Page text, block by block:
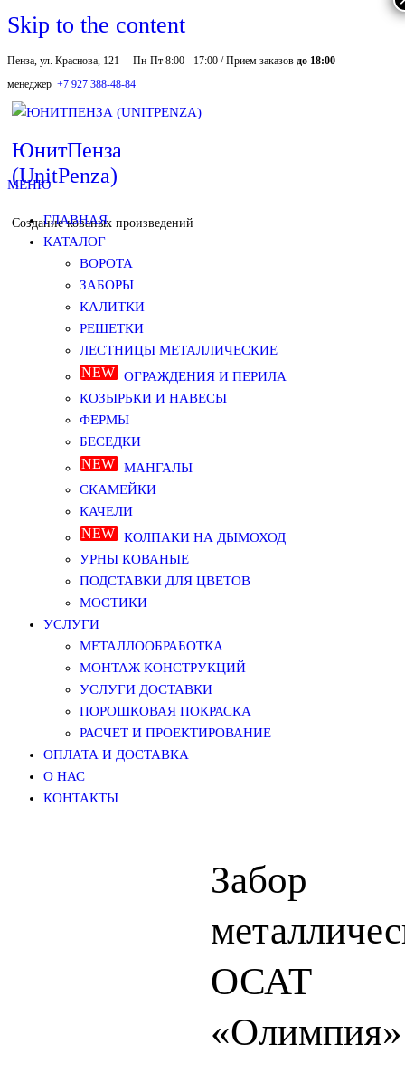
Skip to the content
Пенза, ул. Краснова, 121 Пн-Пт 8:00 - 17:00 / Прием заказов до 18:00
менеджер +7 927 388-48-84
ЮнитПенза
(UnitPenza)
Создание кованых произведений
МЕНЮ
ГЛАВНАЯ
КАТАЛОГ
ВОРОТА
ЗАБОРЫ
КАЛИТКИ
РЕШЕТКИ
ЛЕСТНИЦЫ МЕТАЛЛИЧЕСКИЕ
ОГРАЖДЕНИЯ И ПЕРИЛА
КОЗЫРЬКИ И НАВЕСЫ
ФЕРМЫ
БЕСЕДКИ
МАНГАЛЫ
СКАМЕЙКИ
КАЧЕЛИ
КОЛПАКИ НА ДЫМОХОД
УРНЫ КОВАНЫЕ
ПОДСТАВКИ ДЛЯ ЦВЕТОВ
МОСТИКИ
УСЛУГИ
МЕТАЛЛООБРАБОТКА
МОНТАЖ КОНСТРУКЦИЙ
УСЛУГИ ДОСТАВКИ
ПОРОШКОВАЯ ПОКРАСКА
РАСЧЕТ И ПРОЕКТИРОВАНИЕ
ОПЛАТА И ДОСТАВКА
О НАС
КОНТАКТЫ
Забор
ОСАТ
«Олимпия»